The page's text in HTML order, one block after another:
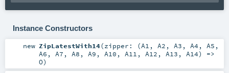
Instance Constructors
new ZipLatestWith14(zipper: (A1 , A2 , A3 , A4 , A5 ,
A6 , A7 , A8 , A9 , A10 , A11 , A12 , A13 , A14) =>
O)